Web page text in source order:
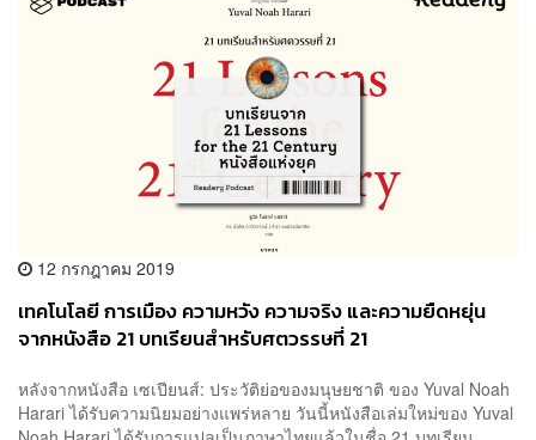
12 กรกฎาคม 2019
เทคโนโลยี การเมือง ความหวัง ความจริง และความยืดหยุ่น
จากหนังสือ 21 บทเรียนสำหรับศตวรรษที่ 21
หลังจากหนังสือ เซเปียนส์: ประวัติย่อของมนุษยชาติ ของ Yuval Noah
Harari ได้รับความนิยมอย่างแพร่หลาย วันนี้หนังสือเล่มใหม่ของ Yuval